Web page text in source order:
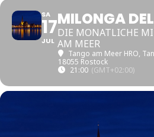
SA
17
JUL
MILONGA
DIE MONATLICHE
AM MEER
Tango am Meer HRO,
18055 Rostock
21:00 (GMT+02:00)